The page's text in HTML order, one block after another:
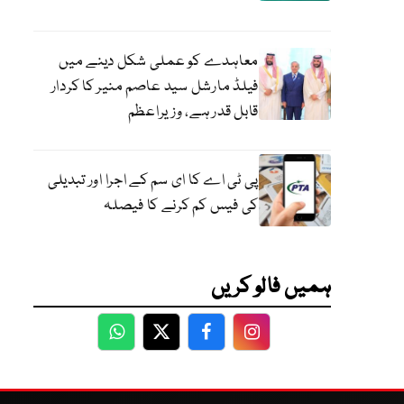
معاہدے کو عملی شکل دینے میں
فیلڈ مارشل سید عاصم منیر کا کردار
قابل قدر ہے، وزیراعظم
پی ٹی اے کا ای سم کے اجرا اور تبدیلی
کی فیس کم کرنے کا فیصلہ
ہمیں فالو کریں
WhatsApp
TwitterFacebookFacebook